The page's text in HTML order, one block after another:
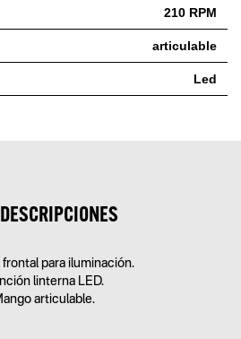
210 RPM
articulable
Led
frontal para iluminación.
linterna LED.
articulable.